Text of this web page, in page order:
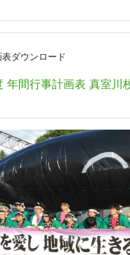
ダウンロード
年間行事計画表 真室川